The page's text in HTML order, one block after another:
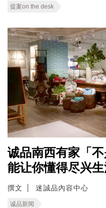
提案on the desk
诚品南西有家「
能让你懂得尽兴生
撰文 迷誠品內容中心
诚品新闻